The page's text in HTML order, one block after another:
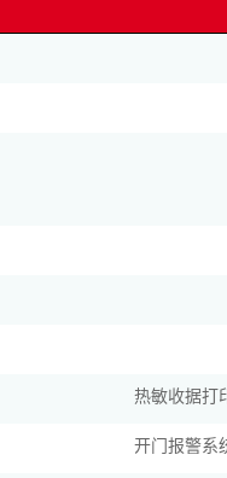
热敏收据打
开门报警系